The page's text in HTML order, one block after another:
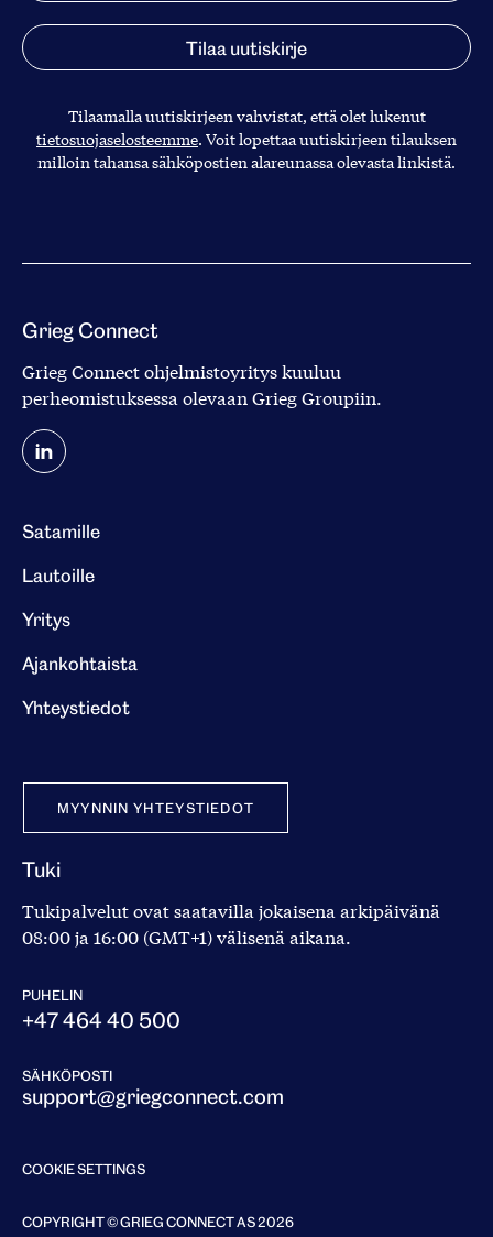
Tilaamalla uutiskirjeen vahvistat, että olet lukenut
tietosuojaselosteemme. Voit lopettaa uutiskirjeen tilauksen
milloin tahansa sähköpostien alareunassa olevasta linkistä.
Grieg Connect
Grieg Connect ohjelmistoyritys kuuluu
perheomistuksessa olevaan Grieg Groupiin.
Satamille
Lautoille
Yritys
Ajankohtaista
Yhteystiedot
MYYNNIN YHTEYSTIEDOT
Tuki
Tukipalvelut ovat saatavilla jokaisena arkipäivänä
08:00 ja 16:00 (GMT+1) välisenä aikana.
PUHELIN
+47 464 40 500
SÄHKÖPOSTI
support@griegconnect.com
COOKIE SETTINGS
COPYRIGHT © GRIEG CONNECT AS 2026